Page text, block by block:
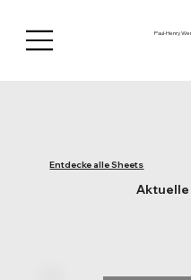
Paul-Henry
Entdecke alle Sheets
Aktuelle